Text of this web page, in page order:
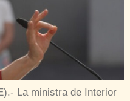
La ministra de Interior